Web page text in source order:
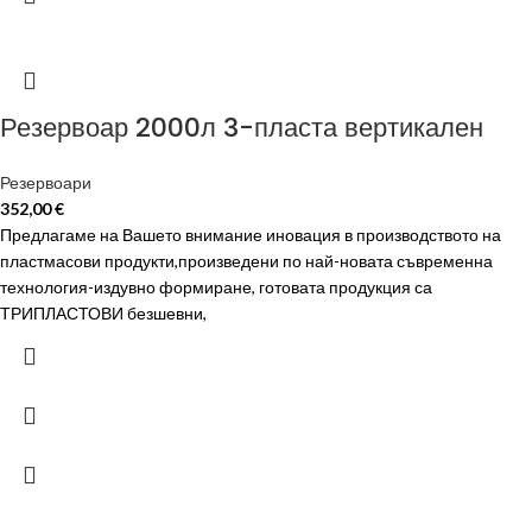
Резервоар 2000л 3-пласта вертикален
Резервоари
352,00€
Предлагаме на Вашето внимание иновация в производството на
пластмасови продукти,произведени по най-новата съвременна
технология-издувно формиране, готовата продукция са
ТРИПЛАСТОВИ безшевни,